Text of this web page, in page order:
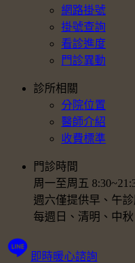
網路掛號
掛號查詢
看診進度
門診異動
診所相關
分院位置
醫師介紹
收費標準
門診時間
周一至周五
週六僅提供早、午
每週日、清明、中
即時暖心諮詢